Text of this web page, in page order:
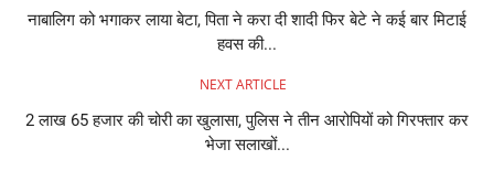
नाबालिग को भगाकर लाया बेटा, पिता ने करा दी शादी फिर बेटे ने कई बार मिटाई
हवस की...
NEXT ARTICLE
2 लाख 65 हजार की चोरी का खुलासा, पुलिस ने तीन आरोपियों को गिरफ्तार कर
भेजा सलाखों...